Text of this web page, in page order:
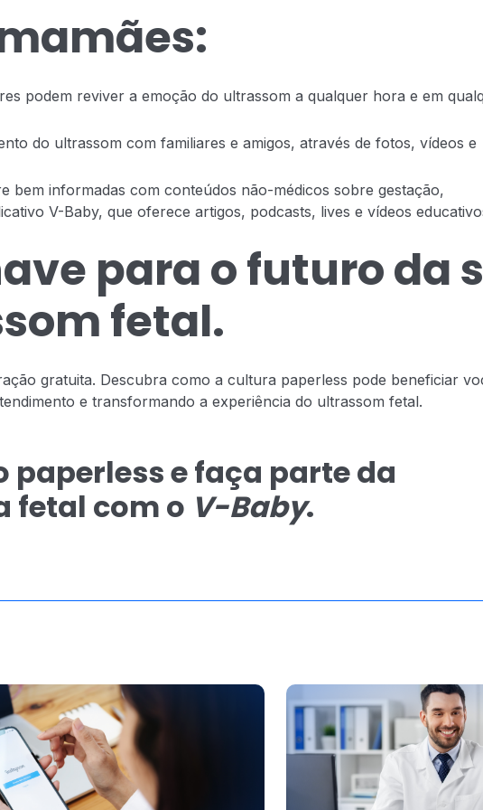
podem reviver a emoção do ultrassom a qualquer hora e em
do ultrassom com familiares e amigos, através de fotos, vídeos e
bem informadas com conteúdos não-médicos sobre gestação,
V-Baby, que oferece artigos, podcasts, lives e vídeos
para o futuro da
fetal.
gratuita. Descubra como a cultura paperless pode beneficiar
e transformando a experiência do ultrassom fetal.
e faça parte da
fetal com o V-Baby.